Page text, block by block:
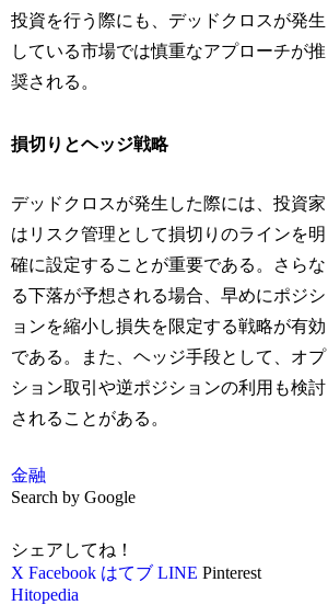
投資を行う際にも、デッドクロスが発生
している市場では慎重なアプローチが推
奨される。
損切りとヘッジ戦略
デッドクロスが発生した際には、投資家
はリスク管理として損切りのラインを明
確に設定することが重要である。さらな
る下落が予想される場合、早めにポジシ
ョンを縮小し損失を限定する戦略が有効
である。また、ヘッジ手段として、オプ
ション取引や逆ポジションの利用も検討
されることがある。
金融
Search by Google
シェアしてね！
X Facebook はてブ LINE Pinterest
Hitopedia